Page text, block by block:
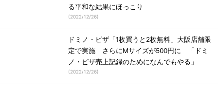
る平和な結果にほっこり
(2022/12/26)
ドミノ・ピザ「1枚買うと2枚無料」大阪店舗限
定で実施 さらにMサイズが500円に 「ドミ
ノ・ピザ売上記録のためになんでもやる」
(2022/12/26)